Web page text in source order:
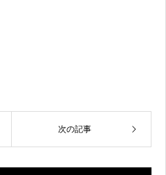
次の記事